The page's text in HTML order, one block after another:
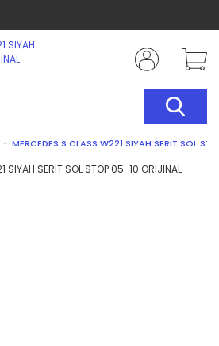
MERCEDES S CLASS W221 SIYAH SERIT SOL